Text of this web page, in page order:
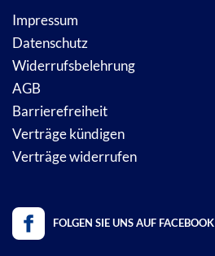
Impressum
Datenschutz
Widerrufsbelehrung
AGB
Barrierefreiheit
Verträge kündigen
Verträge widerrufen
FOLGEN SIE UNS AUF FACEBOOK